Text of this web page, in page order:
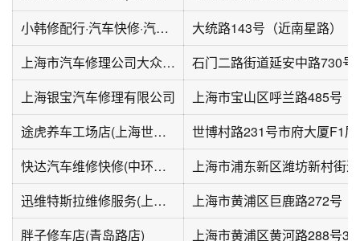
小韩修配行·汽车快修·汽车补胎
大统路143号（近南星路）
上海市汽车修理公司大众延中汽车快修站
上海银宝汽车修理有限公司
上海市宝山区呼兰路485号
途虎养车工场店(上海世博村路店)
世博村路231号市府大厦F1层
快达汽车维修快修(中环滨江大厦店)
上海市浦东新区潍坊新村街
迅维特斯拉维修服务(上海黄浦巨鹿店)
上海市黄浦区巨鹿路272号
胖子修车店(青岛路店)
上海市黄浦区黄河路288号